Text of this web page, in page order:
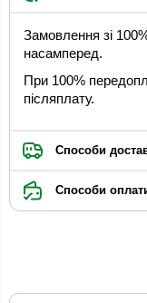
Замовлення зі
насамперед.
При 100%
післяплату.
Способи
Способи